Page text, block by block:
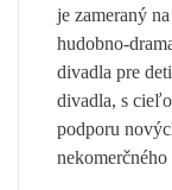
je zameraný
hudobno-
divadla pre
divadla, s
podporu
nekomerčného